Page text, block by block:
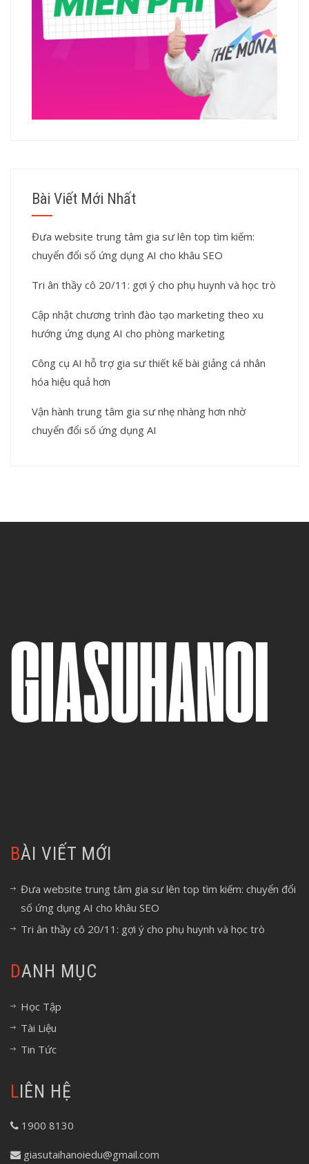
Bài Viết Mới Nhất
Đưa website trung tâm gia sư lên top tìm kiếm:
chuyển đổi số ứng dụng AI cho khâu SEO
Tri ân thầy cô 20/11: gợi ý cho phụ huynh và học trò
Cập nhật chương trình đào tạo marketing theo xu
hướng ứng dụng AI cho phòng marketing
Công cụ AI hỗ trợ gia sư thiết kế bài giảng cá nhân
hóa hiệu quả hơn
Vận hành trung tâm gia sư nhẹ nhàng hơn nhờ
chuyển đổi số ứng dụng AI
BÀI VIẾT MỚI
Đưa website trung tâm gia sư lên top tìm kiếm: chuyển đổi
số ứng dụng AI cho khâu SEO
Tri ân thầy cô 20/11: gợi ý cho phụ huynh và học trò
DANH MỤC
Học Tập
Tài Liệu
Tin Tức
LIÊN HỆ
1900 8130
giasutaihanoiedu@gmail.com